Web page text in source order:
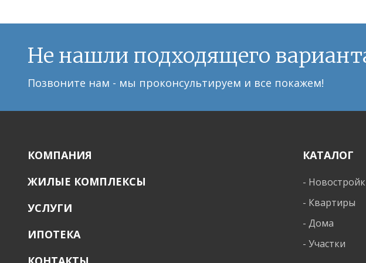
Не нашли подходящего
Позвоните нам - мы проконсультируем и все покажем!
КОМПАНИЯ
ЖИЛЫЕ КОМПЛЕКСЫ
УСЛУГИ
ИПОТЕКА
КАТАЛОГ
-
- Квартиры
-Дома
-Участки